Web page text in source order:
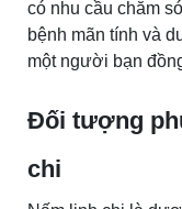
có nhu cầu chăm
bệnh mãn tính và
một người bạn
Đối tượng
chi